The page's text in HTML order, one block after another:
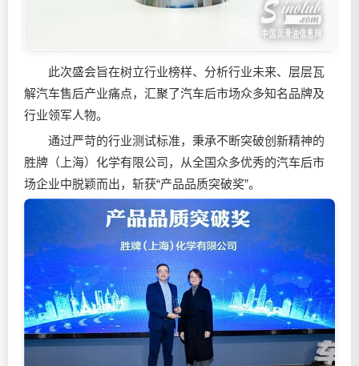
此次盛会旨在树立行业榜样、分析行业未来、层层瓦
解汽车售后产业痛点，汇聚了汽车后市场众多知名品牌及
行业领军人物。
通过严苛的行业测试标准，秉承不断突破创新精神的
胜牌（上海）化学有限公司，从全国众多优秀的汽车后市
场企业中脱颖而出，斩获“产品品质突破奖”。